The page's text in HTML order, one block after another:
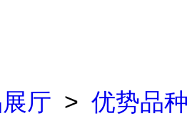
厅 > 优势品种